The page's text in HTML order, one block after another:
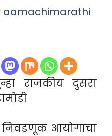
aamachimarathi
राजकीय दुसरा
निवडणूक आयोगाचा